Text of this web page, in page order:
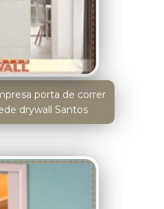
porta de correr
drywall Santos